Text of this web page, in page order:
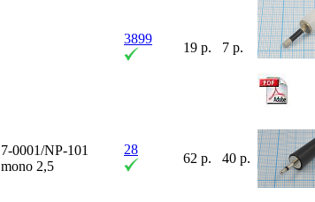
3899
19 р. 7 р.
7-0001/NP-101
mono 2,5
28
62 р. 40 р.